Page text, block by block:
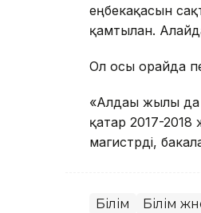
еңбекақасын
қамтылған.
Ол осы орайда
«Алдағы жылы
қатар 2017-2018
магистрді,
Білім Білім